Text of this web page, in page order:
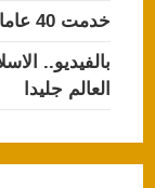
خدمت 40 عاما في الكنيسة والان اعترف بهذا السر!
بالفيديو..
العالم جليدا